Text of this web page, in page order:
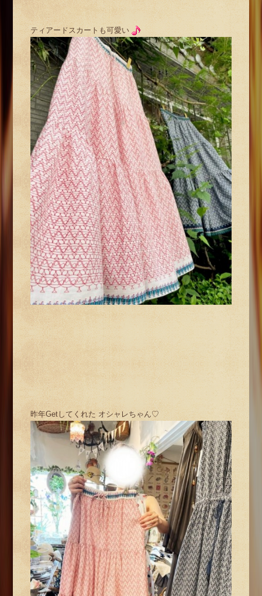
ティアードスカートも可愛い
昨年Getしてくれた オシャレちゃん♡